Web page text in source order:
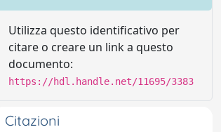
Utilizza questo identificativo per
citare o creare un link a questo
documento:
https://hdl.handle.net/11695/3383
Citazioni